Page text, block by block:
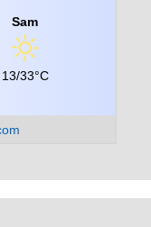
Sam
13/33°C